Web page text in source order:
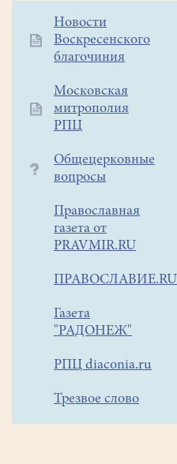
Дополнительное
меню
Новости
Воскресенского
благочиния
Московская
митрополия
РПЦ
Общецерковные
вопросы
Православная
газета от
PRAVMIR.RU
ПРАВОСЛАВИЕ.RU
Газета
"РАДОНЕЖ"
РПЦ diaconia.ru
Трезвое слово